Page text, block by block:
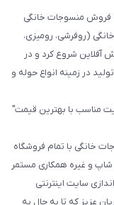
خود را از سال 1393در زمینه فروش منسوجات خانگی
(روفرشی، رومیزی،
آفلاین شروع کرد و در
در زمینه انواع حوله و
مناسب با بهترین قیمت"
خانگی با تمام فروشگاه
شاپ و غیره همکاری مستمر
سایت اینترنتی
عزیز که تا به حال به